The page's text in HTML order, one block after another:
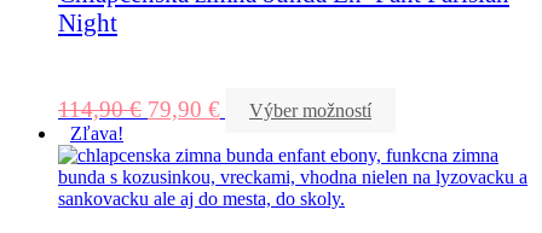
Night
114,90€ 79,90 €
Výber možností
Zľava!